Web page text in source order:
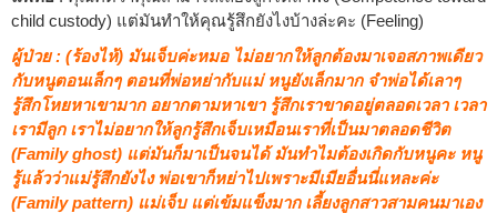
child custody) แต่มันทำให้คุณรู้สึกยังไงบ้างล่ะคะ (Feeling)
ผู้ป่วย : (ร้องไห้) มันเจ็บค่ะหมอ ไม่อยากให้ลูกต้องมาเจอสภาพเดียว
กับหนูตอนเล็กๆ ตอนที่พ่อหย่ากับแม่ หนูยังเล็กมาก จำพ่อได้เลาๆ
รู้สึกโหยหาเขามาก อยากตามหาเขา รู้สึกเราขาดอยู่ตลอดเวลา เวลา
เรามีลูก เราไม่อยากให้ลูกรู้สึกเจ็บเหมือนเราที่เป็นมาตลอดชีวิต
(Family ghost) แต่มันก็มาเป็นจนได้ มันทำไมต้องเกิดกับหนูคะ หนู
รู้แล้วว่าแม่รู้สึกยังไง พ่อเขาก็หย่าไปเพราะมีเมียอื่นนี่แหละค่ะ
(Family pattern) แม่เจ็บ แต่เข้มแข็งมาก เลี้ยงลูกสาวสามคนมาเอง